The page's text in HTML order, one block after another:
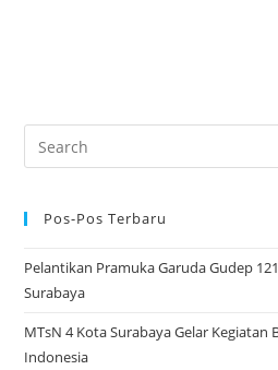
Search
for:
Pos-Pos Terbaru
Pelantikan Pramuka Garuda Gudep
Surabaya
MTsN 4 Kota Surabaya Gelar Kegiatan
Indonesia